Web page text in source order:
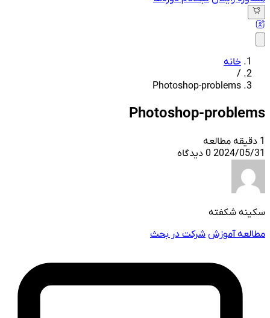
خانه
/
Photoshop-problems
Photoshop-problems
2024/05/31 0 دیدگاه
سکینه شکفته
مطالعه آموزش شرکت در بحث